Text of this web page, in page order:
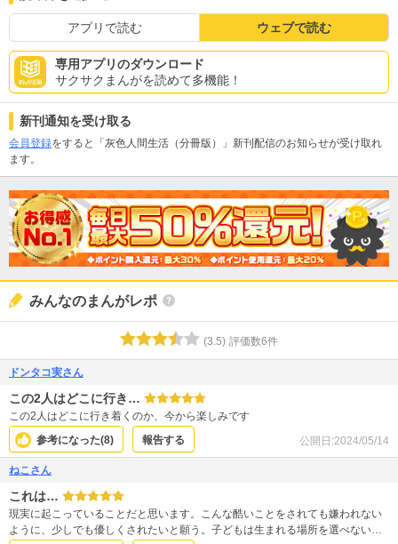
アプリで読む ウェブで読む
専用アプリのダウンロード
サクサクまんがを読めて多機能！
新刊通知を受け取る
会員登録をすると「灰色人間生活（分冊版）」新刊配信のお知らせが受け取れ
ます。
みんなのまんがレポ
(3.5) 評価数6件
ドンタコ実さん
この2人はどこに行き…
この2人はどこに行き着くのか、今から楽しみです
参考になった(8) 報告する 公開日:2024/05/14
ねこさん
これは…
現実に起こっていることだと思います。こんな酷いことをされても嫌われない
ように、少しでも優しくされたいと願う。子どもは生まれる場所を選べない…